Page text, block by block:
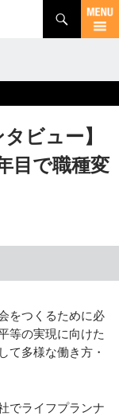
ビュー】
目で職種変
をつくるために必
等の実現に向けた
て多様な働き方・
でライフプランナ